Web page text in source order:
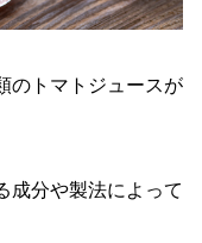
のトマトジュースが
成分や製法によって